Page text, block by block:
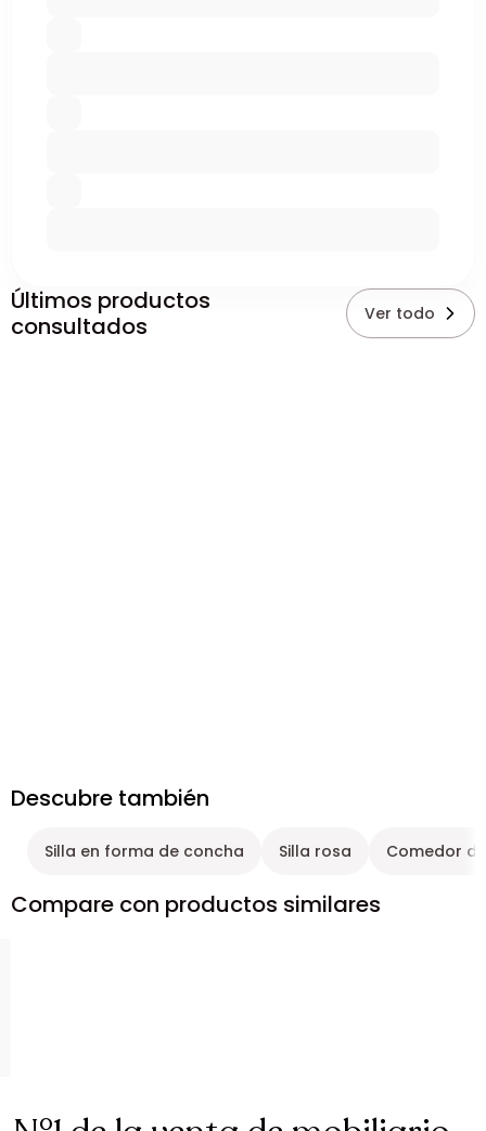
Últimos productos
consultados
Ver todo
Descubre también
Silla en forma de concha Silla rosa Comedor
Compare con productos similares